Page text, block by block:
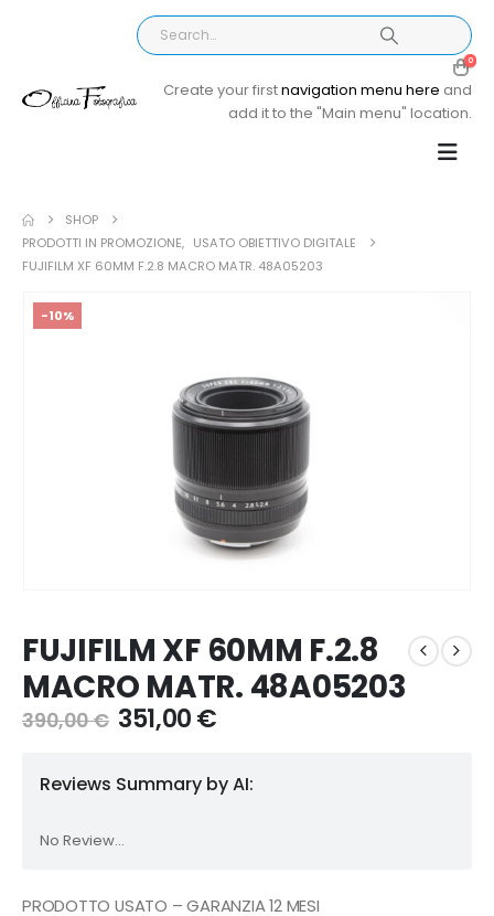
0
Create your firstnavigation menu here and
add it to the "Main menu" location.
SHOP
PRODOTTI IN PROMOZIONE, USATO OBIETTIVO DIGITALE
FUJIFILM XF 60MM F.2.8 MACRO MATR. 48A05203
-10%
FUJIFILM XF 60MM F.2.8
MACRO MATR. 48A05203
390,00€ Il
prezzo
era:
351,00€Il
è:
Reviews Summary by AI:
No Review...
PRODOTTO USATO – GARANZIA 12 MESI